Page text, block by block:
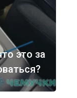
это за